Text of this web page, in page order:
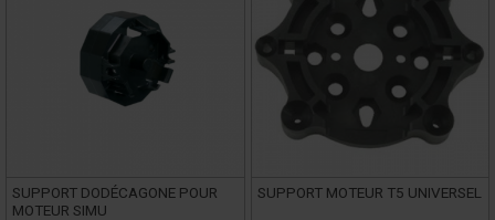
SUPPORT DODÉCAGONE POUR
MOTEUR SIMU
SUPPORT MOTEUR T5 UNIVERSEL